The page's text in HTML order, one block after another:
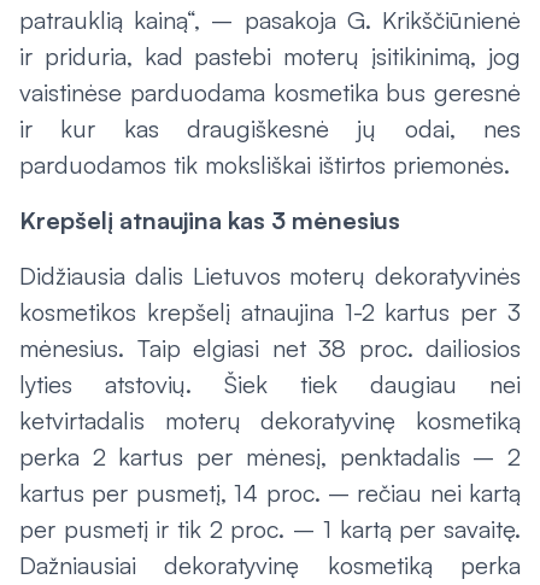
patrauklią kainą“, – pasakoja G. Krikščiūnienė
ir priduria, kad pastebi moterų įsitikinimą, jog
vaistinėse parduodama kosmetika bus geresnė
ir kur kas draugiškesnė jų odai, nes
parduodamos tik moksliškai ištirtos priemonės.
Krepšelį atnaujina kas 3 mėnesius
Didžiausia dalis Lietuvos moterų dekoratyvinės
kosmetikos krepšelį atnaujina 1-2 kartus per 3
mėnesius. Taip elgiasi net 38 proc. dailiosios
lyties atstovių. Šiek tiek daugiau nei
ketvirtadalis moterų dekoratyvinę kosmetiką
perka 2 kartus per mėnesį, penktadalis – 2
kartus per pusmetį, 14 proc. – rečiau nei kartą
per pusmetį ir tik 2 proc. – 1 kartą per savaitę.
Dažniausiai dekoratyvinę kosmetiką perka